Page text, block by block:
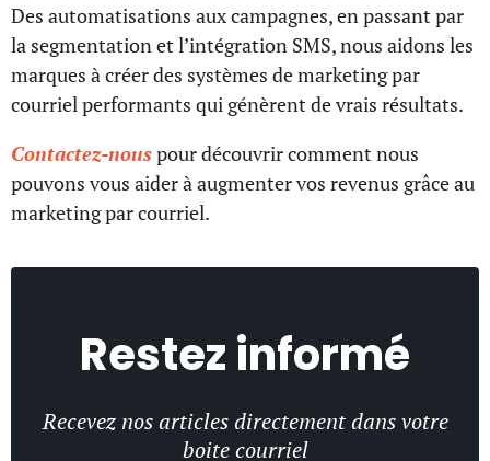
Des automatisations aux campagnes, en passant par
la segmentation et l’intégration SMS, nous aidons les
marques à créer des systèmes de marketing par
courriel performants qui génèrent de vrais résultats.
Contactez-nouspour découvrir comment nous
pouvons vous aider à augmenter vos revenus grâce au
marketing par courriel.
Restez informé
Recevez nos articles directement dans votre
boite courriel